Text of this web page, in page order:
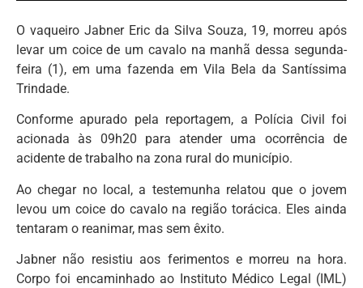
O vaqueiro Jabner Eric da Silva Souza, 19, morreu após
levar um coice de um cavalo na manhã dessa segunda-
feira (1), em uma fazenda em Vila Bela da Santíssima
Trindade.
Conforme apurado pela reportagem, a Polícia Civil foi
acionada às 09h20 para atender uma ocorrência de
acidente de trabalho na zona rural do município.
Ao chegar no local, a testemunha relatou que o jovem
levou um coice do cavalo na região torácica. Eles ainda
tentaram o reanimar, mas sem êxito.
Jabner não resistiu aos ferimentos e morreu na hora.
Corpo foi encaminhado ao Instituto Médico Legal (IML)